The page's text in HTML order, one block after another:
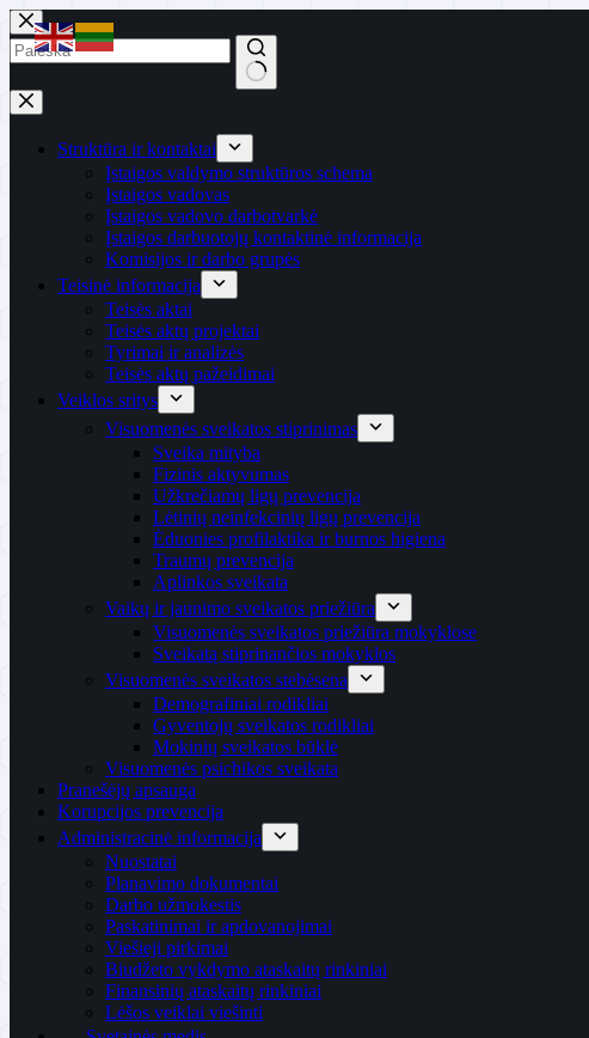
Skip
to
content
No
results
Struktūra ir kontaktai
Įstaigos valdymo struktūros schema
Įstaigos vadovas
Įstaigos vadovo darbotvarkė
Įstaigos darbuotojų kontaktinė informacija
Komisijos ir darbo grupės
Teisinė informacija
Teisės aktai
Teisės aktų projektai
Tyrimai ir analizės
Teisės aktų pažeidimai
Veiklos sritys
Visuomenės sveikatos stiprinimas
Sveika mityba
Fizinis aktyvumas
Užkrečiamų ligų prevencija
Lėtinių neinfekcinių ligų prevencija
Ėduonies profilaktika ir burnos higiena
Traumų prevencija
Aplinkos sveikata
Vaikų ir jaunimo sveikatos priežiūra
Visuomenės sveikatos priežiūra mokyklose
Sveikatą stiprinančios mokyklos
Visuomenės sveikatos stebėsena
Demografiniai rodikliai
Gyventojų sveikatos rodikliai
Mokinių sveikatos būklė
Visuomenės psichikos sveikata
Pranešėjų apsauga
Korupcijos prevencija
Administracinė informacija
Nuostatai
Planavimo dokumentai
Darbo užmokestis
Paskatinimai ir apdovanojimai
Viešieji pirkimai
Biudžeto vykdymo ataskaitų rinkiniai
Finansinių ataskaitų rinkiniai
Lėšos veiklai viešinti